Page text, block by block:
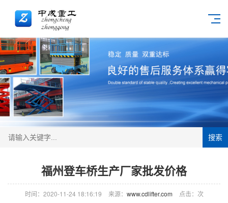
搜索
福州登车桥生产厂家批发价格
时间：2020-11-24 18:16:19 来源： www.cdlifter.com 点击： 次